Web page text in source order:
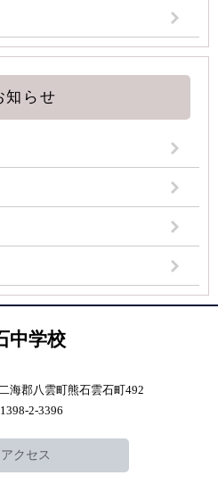
知らせ
中学校
海郡八雲町熊石雲石町492
2-3396
アクセス